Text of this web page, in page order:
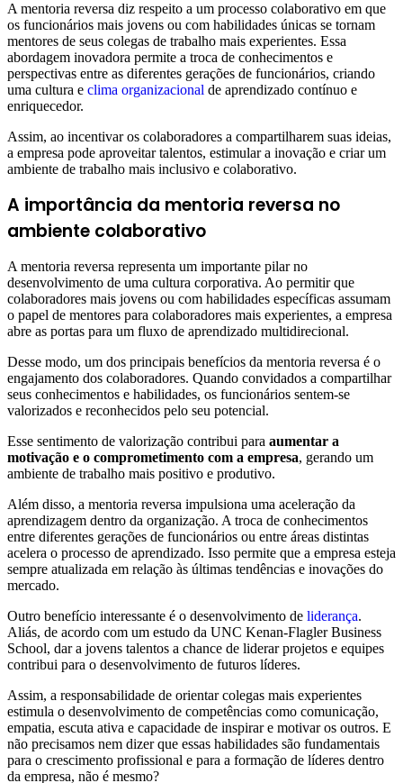
A mentoria reversa diz respeito a um processo colaborativo em que
os funcionários mais jovens ou com habilidades únicas se tornam
mentores de seus colegas de trabalho mais experientes. Essa
abordagem inovadora permite a troca de conhecimentos e
perspectivas entre as diferentes gerações de funcionários, criando
uma cultura e clima organizacional de aprendizado contínuo e
enriquecedor.
Assim, ao incentivar os colaboradores a compartilharem suas ideias,
a empresa pode aproveitar talentos, estimular a inovação e criar um
ambiente de trabalho mais inclusivo e colaborativo.
A importância da mentoria reversa no
ambiente colaborativo
A mentoria reversa representa um importante pilar no
desenvolvimento de uma cultura corporativa. Ao permitir que
colaboradores mais jovens ou com habilidades específicas assumam
o papel de mentores para colaboradores mais experientes, a empresa
abre as portas para um fluxo de aprendizado multidirecional.
Desse modo, um dos principais benefícios da mentoria reversa é o
engajamento dos colaboradores. Quando convidados a compartilhar
seus conhecimentos e habilidades, os funcionários sentem-se
valorizados e reconhecidos pelo seu potencial.
Esse sentimento de valorização contribui para aumentar a
motivação e o comprometimento com a empresa, gerando um
ambiente de trabalho mais positivo e produtivo.
Além disso, a mentoria reversa impulsiona uma aceleração da
aprendizagem dentro da organização. A troca de conhecimentos
entre diferentes gerações de funcionários ou entre áreas distintas
acelera o processo de aprendizado. Isso permite que a empresa esteja
sempre atualizada em relação às últimas tendências e inovações do
mercado.
Outro benefício interessante é o desenvolvimento de liderança.
Aliás, de acordo com um estudo da UNC Kenan-Flagler Business
School, dar a jovens talentos a chance de liderar projetos e equipes
contribui para o desenvolvimento de futuros líderes.
Assim, a responsabilidade de orientar colegas mais experientes
estimula o desenvolvimento de competências como comunicação,
empatia, escuta ativa e capacidade de inspirar e motivar os outros. E
não precisamos nem dizer que essas habilidades são fundamentais
para o crescimento profissional e para a formação de líderes dentro
da empresa, não é mesmo?